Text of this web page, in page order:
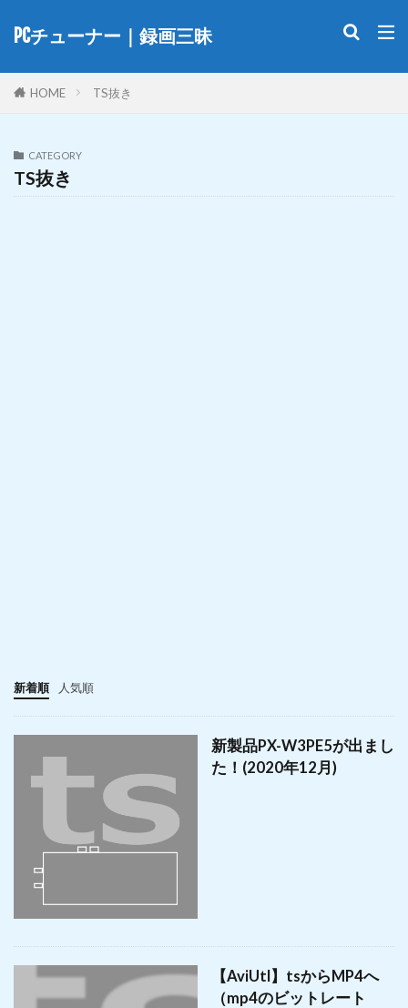
PCチューナー｜録画三昧
HOME TS抜き
CATEGORY
TS抜き
新着順 人気順
新製品PX-W3PE5が出まし
た！(2020年12月)
【AviUtl】tsからMP4へ
（mp4のビットレート